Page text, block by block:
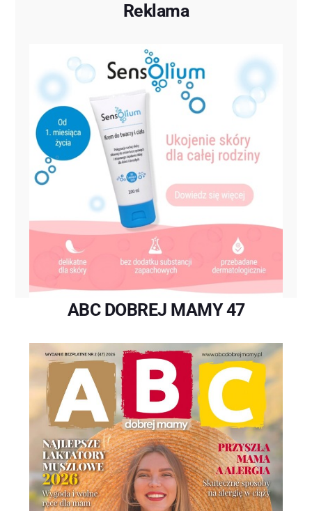
Reklama
ABC DOBREJ MAMY 47